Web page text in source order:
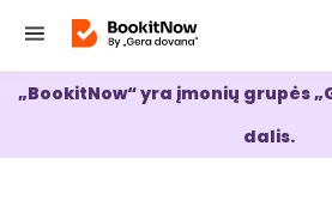
„BookitNow“ yra įmonių grupės
dalis.